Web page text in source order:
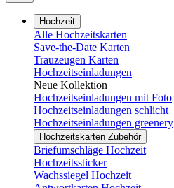
Hochzeit
Alle Hochzeitskarten
Save-the-Date Karten
Trauzeugen Karten
Hochzeitseinladungen
Neue Kollektion
Hochzeitseinladungen mit Foto
Hochzeitseinladungen schlicht
Hochzeitseinladungen greenery
Hochzeitskarten Zubehör
Briefumschläge Hochzeit
Hochzeitssticker
Wachssiegel Hochzeit